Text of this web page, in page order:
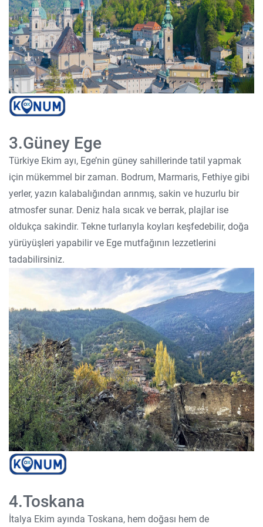
3.Güney Ege
Türkiye Ekim ayı, Ege’nin güney sahillerinde tatil yapmak
için mükemmel bir zaman. Bodrum, Marmaris, Fethiye gibi
yerler, yazın kalabalığından arınmış, sakin ve huzurlu bir
atmosfer sunar. Deniz hala sıcak ve berrak, plajlar ise
oldukça sakindir. Tekne turlarıyla koyları keşfedebilir, doğa
yürüyüşleri yapabilir ve Ege mutfağının lezzetlerini
tadabilirsiniz.
4.Toskana
İtalya Ekim ayında Toskana, hem doğası hem de